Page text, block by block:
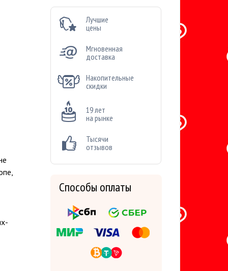
Лучшие
цены
Мгновенная
доставка
Накопительные
скидки
19 лет
на рынке
Тысячи
отзывов
Способы оплаты